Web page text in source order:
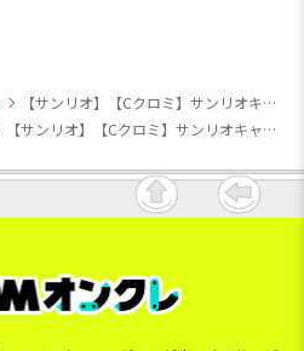
【サンリオ】【Cクロミ】サンリオキャラクターズ ももいろハートドールBIGタイプ
【サンリオ】【Cクロミ】サンリオキャラクターズ ももいろハートドールBIGタイプ